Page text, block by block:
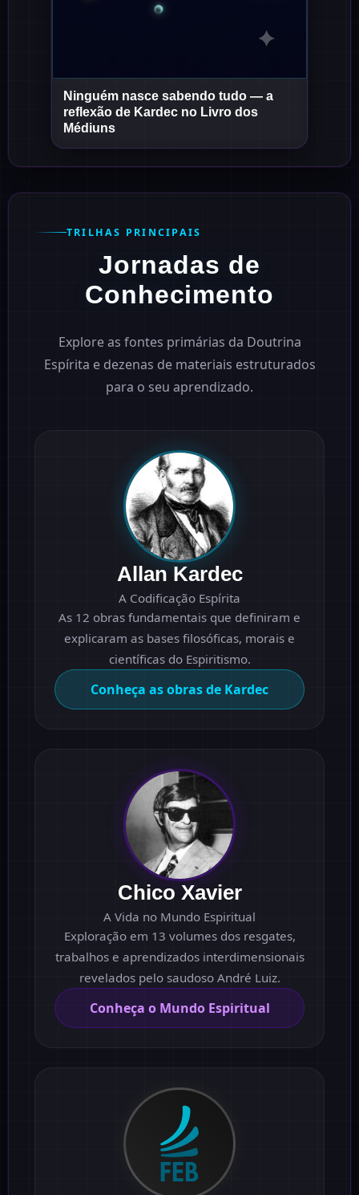
Short Short
Ninguém nasce sabendo tudo — a
reflexão de Kardec no Livro dos
Médiuns
TRILHAS PRINCIPAIS
Jornadas de
Conhecimento
Explore as fontes primárias da Doutrina
Espírita e dezenas de materiais estruturados
para o seu aprendizado.
Allan Kardec
A Codificação Espírita
As 12 obras fundamentais que definiram e
explicaram as bases filosóficas, morais e
científicas do Espiritismo.
Conheça as obras de Kardec
Chico Xavier
A Vida no Mundo Espiritual
Exploração em 13 volumes dos resgates,
trabalhos e aprendizados interdimensionais
revelados pelo saudoso André Luiz.
Conheça o Mundo Espiritual